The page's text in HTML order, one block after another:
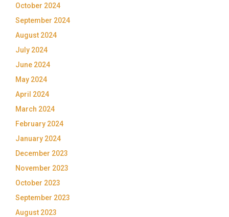
October 2024
September 2024
August 2024
July 2024
June 2024
May 2024
April 2024
March 2024
February 2024
January 2024
December 2023
November 2023
October 2023
September 2023
August 2023